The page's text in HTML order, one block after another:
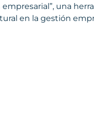
una
en la gestión